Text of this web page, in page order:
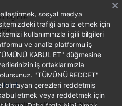
File
to contact us through the chatbot.
sosyal medya
trafiği analiz etmek için
kullanımınızla ilgili bilgileri
ve analiz platformu iş
KABUL ET" düğmesine
iş ortaklarımızla
"TÜMÜNÜ REDDET"
olmayan çerezleri reddetmiş
etmek veya reddetmek için